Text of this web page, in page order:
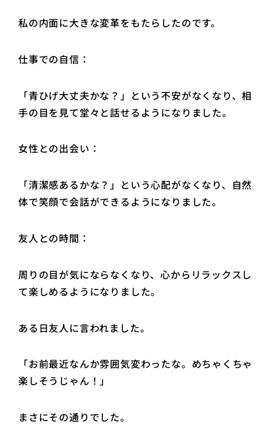
私の内面に大きな変革をもたらしたのです。
仕事での自信：
「青ひげ大丈夫かな？」という不安がなくなり、相
手の目を見て堂々と話せるようになりました。
女性との出会い：
「清潔感あるかな？」という心配がなくなり、自然
体で笑顔で会話ができるようになりました。
友人との時間：
周りの目が気にならなくなり、心からリラックスし
て楽しめるようになりました。
ある日友人に言われました。
「お前最近なんか雰囲気変わったな。めちゃくちゃ
楽しそうじゃん！」
まさにその通りでした。